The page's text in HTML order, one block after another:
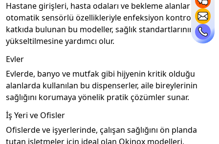
Hastane girişleri, hasta odaları ve bekleme alanlarında,
otomatik sensörlü özellikleriyle enfeksiyon kontrolüne
katkıda bulunan bu modeller, sağlık standartlarının
yükseltilmesine yardımcı olur.
Evler
Evlerde, banyo ve mutfak gibi hijyenin kritik olduğu
alanlarda kullanılan bu dispenserler, aile bireylerinin
sağlığını korumaya yönelik pratik çözümler sunar.
İş Yeri ve Ofisler
Ofislerde ve işyerlerinde, çalışan sağlığını ön planda
tutan işletmeler için ideal olan Okinox modelleri,